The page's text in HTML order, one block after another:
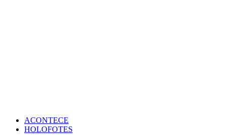
ACONTECE
HOLOFOTES